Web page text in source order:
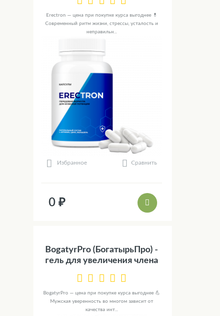
Erectron — цена при покупке курса выгоднее 💊
Современный ритм жизни, стрессы, усталость и
неправильн...
Избранное Сравнить
0 ₽
BogatyrPro (БогатырьПро) -
гель для увеличения члена
BogatyrPro — цена при покупке курса выгоднее 💪
Мужская уверенность во многом зависит от
качества инт...